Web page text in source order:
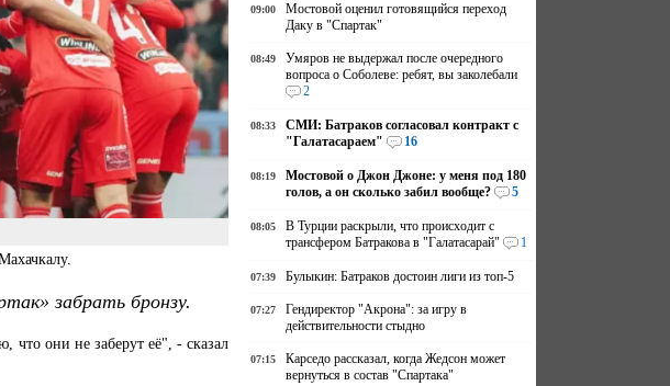
забрать бронзу.
что они не заберут её", - сказал
09:00
Мостовой оценил готовящийся переход
Даку в "Спартак"
08:49
Умяров не выдержал после очередного
вопроса о Соболеве: ребят, вы заколебали
2
08:33
СМИ: Батраков согласовал контракт с
"Галатасараем"
16
08:19
Мостовой о Джон Джоне: у меня под 180
голов, а он сколько забил вообще?
5
08:05
В Турции раскрыли, что происходит с
трансфером Батракова в "Галатасарай"
1
07:39 Булыкин: Батраков достоин лиги из топ-5
07:27
Гендиректор "Акрона": за игру в
действительности стыдно
07:15
Карседо рассказал, когда Жедсон может
вернуться в состав "Спартака"